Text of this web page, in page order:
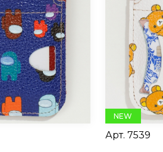
NEW
Арт. 7539